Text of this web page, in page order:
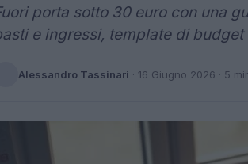
porta sotto 30 euro con una
e ingressi, template di
Alessandro Tassinari · 16 Giugno 2026 · 5